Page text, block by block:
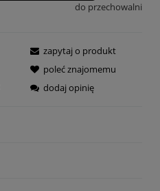
do przechowalni
zapytaj o produkt
poleć znajomemu
dodaj opinię